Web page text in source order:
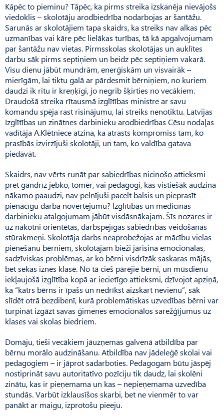
Kāpēc to pieminu? Tāpēc, ka pirms streika izskanēja nievājošs
viedoklis – skolotāju arodbiedrība nodarbojas ar šantāžu.
Sarunās ar skolotājiem tapa skaidrs, ka streiks nav alkas pēc
uzmanības vai kāre pēc lielākas turības, tā kā apgalvojumam
par šantāžu nav vietas. Pirmsskolas skolotājas un auklītes
darbu sāk pirms septiņiem un beidz pēc septiņiem vakarā.
Visu dienu jābūt mundrām, enerģiskām un visvairāk –
mierīgām, lai tiktu galā ar pārdesmit bērniņiem, no kuriem
daudzi ik rītu ir kreņķīgi, jo negrib šķirties no vecākiem.
Draudošā streika rītausmā izglītības ministre ar savu
komandu spēja rast risinājumu, lai streiks nenotiktu. Latvijas
Izglītības un zinātnes darbinieku arodbiedrības Cēsu nodaļas
vadītāja A.Klētniece atzina, ka atrasts kompromiss tam, ko
prasībās izvirzījuši skolotāji, un tam, ko valdība gatava
piedāvāt.
Skaidrs, nav vērts runāt par sabiedrības nicinošo attieksmi
pret gandrīz jebko, tomēr, vai pedagogi, kas vistiešāk audzina
nākamo paaudzi, nav pelnījuši pacelt balsis un pieprasīt
pienācīgu darba novērtējumu? Izglītības un medicīnas
darbinieku atalgojumam jābūt visdāsnākajam. Šīs nozares ir
uz nākotni orientētas, darbspējīgas sabiedrības veidošanas
stūrakmeņi. Skolotāja darbs neaprobežojas ar mācību vielas
pienešanu bērniem, skolotājam bieži jārisina emocionālas,
sadzīviskas problēmas, ar ko bērni visdrīzāk saskaras mājās,
bet sekas iznes klasē. No tā cieš pārējie bērni, un mūsdienu
iekļaujošā izglītība kopā ar iecietīgo attieksmi, dzīvojot apziņā,
ka “katrs bērns ir īpašs un nedrīkst aizskart nevienu”, sāk
slīdēt otrā bezdibenī, kurā problemātiskas uzvedības bērni var
turpināt izgāzt savas ģimenes emocionālos sarežģījumus uz
klases vai skolas biedriem.
Domāju, tieši vecākiem jāuzņemas galvenā atbildība par
bērnu morālo audzināšanu. Atbildība nav jādeleģē skolai vai
pedagogiem – ir jāprot sadarboties. Pedagogam būtu jāspēj
nostiprināt savu autoritatīvo pozīciju tik daudz, lai skolēni
zinātu, kas ir pieņemama un kas – nepieņemama uzvedība
stundās. Varbūt izklausīšos skarbi, bet ne vienmēr to var
panākt ar maigu, izprotošu pieeju.